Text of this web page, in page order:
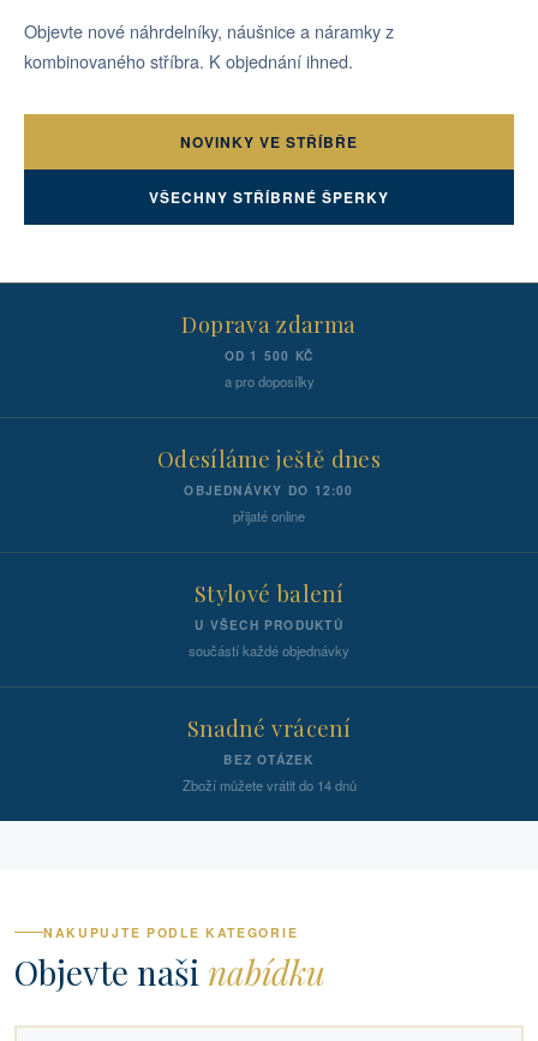
Objevte nové náhrdelníky, náušnice a náramky z
kombinovaného stříbra. K objednání ihned.
NOVINKY VE STŘÍBŘE
VŠECHNY STŘÍBRNÉ ŠPERKY
Doprava zdarma
OD 1 500 KČ
a pro doposílky
Odesíláme ještě dnes
OBJEDNÁVKY DO 12:00
přijaté online
Stylové balení
U VŠECH PRODUKTŮ
součástí každé objednávky
Snadné vrácení
BEZ OTÁZEK
Zboží můžete vrátit do 14 dnů
NAKUPUJTE PODLE KATEGORIE
Objevte naši nabídku